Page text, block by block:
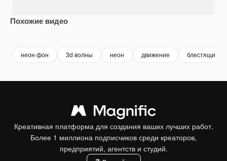
Похожие видео
неон фон 3d волны неон движение блестящий
Креативная платформа для создания ваших лучших работ.
Более 1 миллиона подписчиков среди креаторов,
предприятий, агентств и студий.